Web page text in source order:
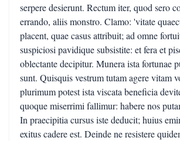
serpere desierunt. Rectum iter, quod sero
errando, aliis monstro. Clamo: 'vitate
placent, quae casus attribuit; ad omne
suspiciosi pavidique subsistite: et fera et
oblectante decipitur. Munera ista fortunae
sunt. Quisquis vestrum tutam agere vitam
plurimum potest ista viscata beneficia
quoque miserrimi fallimur: habere nos
In praecipitia cursus iste deducit; huius
exitus cadere est. Deinde ne resistere